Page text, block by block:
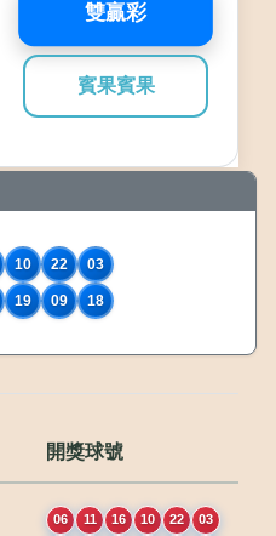
雙贏彩
賓果賓果
10 22 03
19 09 18
開獎球號
06 11 16 10 22
03